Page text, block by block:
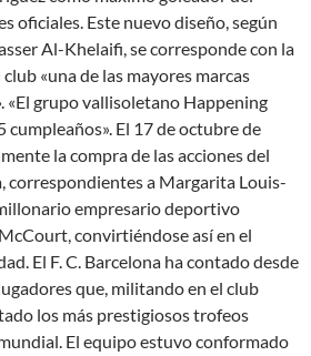
oficiales. Este nuevo diseño, según
Al-Khelaifi, se corresponde con la
«una de las mayores marcas
«El grupo vallisoletano Happening
cumpleaños». El 17 de octubre de
la compra de las acciones del
correspondientes a Margarita Louis-
empresario deportivo
convirtiéndose así en el
El F. C. Barcelona ha contado desde
que, militando en el club
los más prestigiosos trofeos
El equipo estuvo conformado